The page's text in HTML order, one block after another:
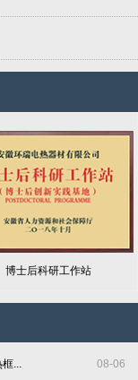
博士后科研工作站
08-06
...